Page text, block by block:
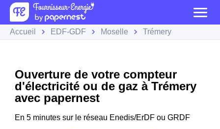
Accueil EDF-GDF Moselle Trémery